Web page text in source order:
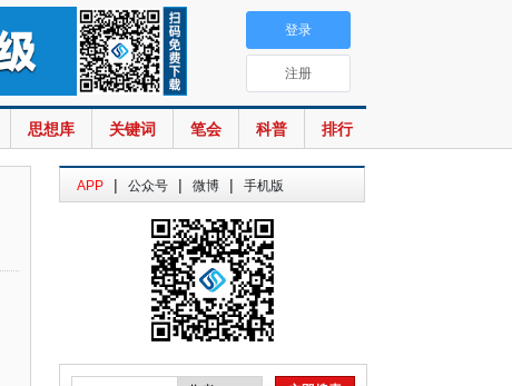
思想库 关键词 笔会 科普 排行
登录
注册
APP | 公众号 | 微博 | 手机版